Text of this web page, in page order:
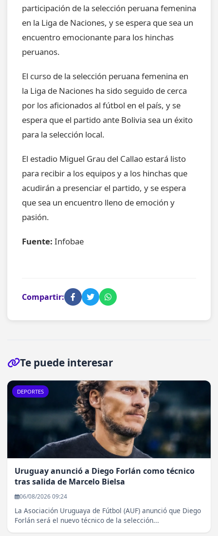
participación de la selección peruana femenina
en la Liga de Naciones, y se espera que sea un
encuentro emocionante para los hinchas
peruanos.
El curso de la selección peruana femenina en
la Liga de Naciones ha sido seguido de cerca
por los aficionados al fútbol en el país, y se
espera que el partido ante Bolivia sea un éxito
para la selección local.
El estadio Miguel Grau del Callao estará listo
para recibir a los equipos y a los hinchas que
acudirán a presenciar el partido, y se espera
que sea un encuentro lleno de emoción y
pasión.
Fuente: Infobae
Compartir:
Te puede interesar
DEPORTES
Uruguay anunció a Diego Forlán como técnico
tras salida de Marcelo Bielsa
06/08/2026 09:24
La Asociación Uruguaya de Fútbol (AUF) anunció que Diego
Forlán será el nuevo técnico de la selección...